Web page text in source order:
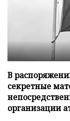
В
секретные
организации